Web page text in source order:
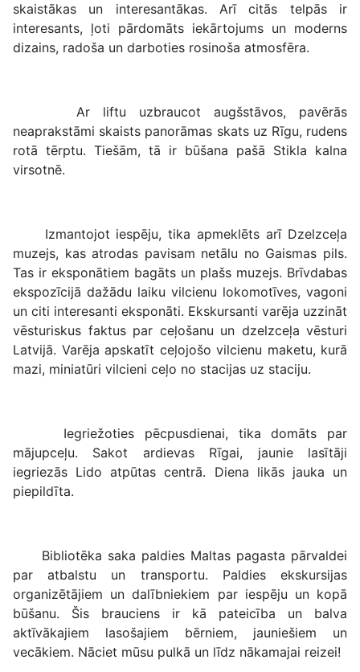
skaistākas un interesantākas. Arī citās telpās ir
interesants, ļoti pārdomāts iekārtojums un moderns
dizains, radoša un darboties rosinoša atmosfēra.
Ar liftu uzbraucot augšstāvos, pavērās
neaprakstāmi skaists panorāmas skats uz Rīgu, rudens
rotā tērptu. Tiešām, tā ir būšana pašā Stikla kalna
virsotnē.
Izmantojot iespēju, tika apmeklēts arī Dzelzceļa
muzejs, kas atrodas pavisam netālu no Gaismas pils.
Tas ir eksponātiem bagāts un plašs muzejs. Brīvdabas
ekspozīcijā dažādu laiku vilcienu lokomotīves, vagoni
un citi interesanti eksponāti. Ekskursanti varēja uzzināt
vēsturiskus faktus par ceļošanu un dzelzceļa vēsturi
Latvijā. Varēja apskatīt ceļojošo vilcienu maketu, kurā
mazi, miniatūri vilcieni ceļo no stacijas uz staciju.
Iegriežoties pēcpusdienai, tika domāts par
mājupceļu. Sakot ardievas Rīgai, jaunie lasītāji
iegriezās Lido atpūtas centrā. Diena likās jauka un
piepildīta.
Bibliotēka saka paldies Maltas pagasta pārvaldei
par atbalstu un transportu. Paldies ekskursijas
organizētājiem un dalībniekiem par iespēju un kopā
būšanu. Šis brauciens ir kā pateicība un balva
aktīvākajiem lasošajiem bērniem, jauniešiem un
vecākiem. Nāciet mūsu pulkā un līdz nākamajai reizei!